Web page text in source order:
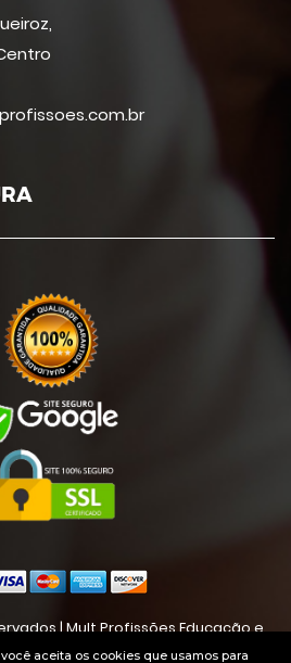
aceita os cookies que usamos para
| Mult Profissões Educação e
45403670000197